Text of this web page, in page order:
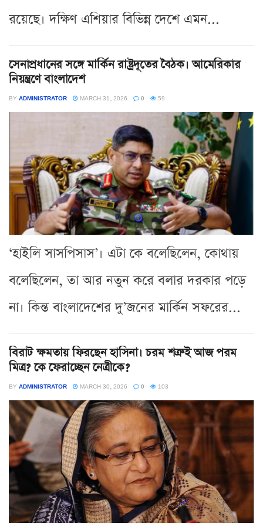
রয়েছে। দক্ষিণ এশিয়ার বিভিন্ন দেশে এমন...
সেনাপ্রধানের সঙ্গে মার্কিন রাষ্ট্রদূতের বৈঠক। আমেরিকার
নিয়ন্ত্রণে বাংলাদেশ
BY ADMINISTRATOR MARCH 31, 2026 0 59
‘হাইলি সাসপিসাস’। এটা কে বলেছিলেন, কোথায়
বলেছিলেন, তা আর নতুন করে বলার দরকার পড়ে
না। কিন্ত বাংলাদেশের দু’জনের মার্কিন সফরের...
বিরাট ক্ষমতায় ফিরছেন হাসিনা। চরম শত্রুই আজ পরম
মিত্র? কে ফেরাচ্ছেন নেত্রীকে?
BY ADMINISTRATOR MARCH 30, 2026 0 103